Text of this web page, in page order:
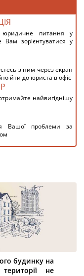
юридичне питання у
зорієнтуватися у
з ним через екран
йти до юриста в офіс
найвигіднішу
Вашої проблеми за
будинку на
не